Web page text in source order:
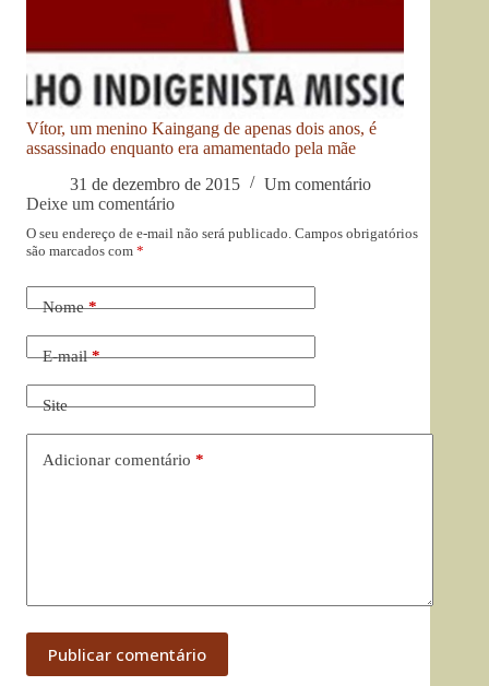
Vítor, um menino Kaingang de apenas dois anos, é
assassinado enquanto era amamentado pela mãe
31 de dezembro de 2015
Um comentário
Deixe um comentário
O seu endereço de e-mail não será publicado. Campos obrigatórios
são marcados com *
Nome*
E-mail*
Site
Adicionar comentário *
Publicar comentário